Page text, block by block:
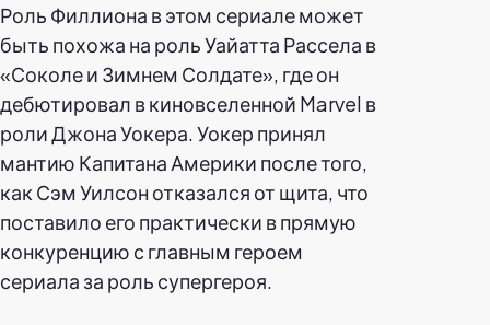
Роль Филлиона в этом сериале может
быть похожа на роль Уайатта Рассела в
«Соколе и Зимнем Солдате», где он
дебютировал в киновселенной Marvel в
роли Джона Уокера. Уокер принял
мантию Капитана Америки после того,
как Сэм Уилсон отказался от щита, что
поставило его практически в прямую
конкуренцию с главным героем
сериала за роль супергероя.